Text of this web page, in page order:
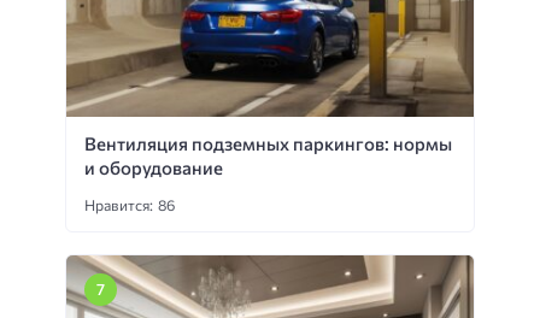
Вентиляция подземных паркингов: нормы
и оборудование
Нравится: 86